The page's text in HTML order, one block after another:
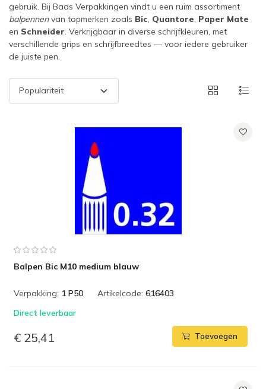
gebruik. Bij Baas Verpakkingen vindt u een ruim assortiment
balpennenvan topmerken zoals Bic, Quantore, Paper Mate
en Schneider. Verkrijgbaar in diverse schrijfkleuren, met
verschillende grips en schrijfbreedtes — voor iedere gebruiker
de juiste pen.
Balpen Bic M10 medium blauw
Verpakking: 1 P50 Artikelcode: 616403
Direct leverbaar
€ 25,41 Toevoegen